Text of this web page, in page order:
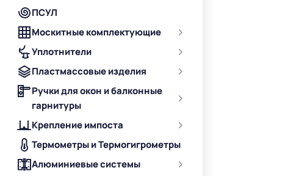
ПСУЛ
Москитные комплектующие
Уплотнители
Пластмассовые изделия
Ручки для окон и балконные
гарнитуры
Крепление импоста
Термометры и Термогигрометры
Алюминиевые системы